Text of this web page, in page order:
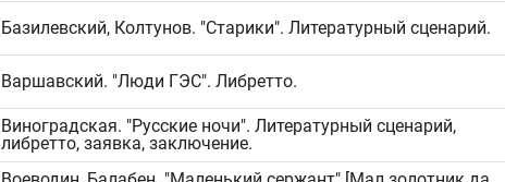
Базилевский, Колтунов. "Старики". Литературный сценарий.
Варшавский. "Люди ГЭС". Либретто.
Виноградская. "Русские ночи". Литературный сценарий,
либретто, заявка, заключение.